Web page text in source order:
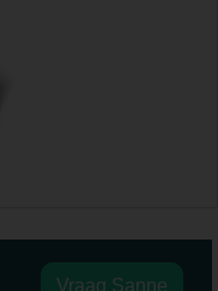
Vraag Sanne